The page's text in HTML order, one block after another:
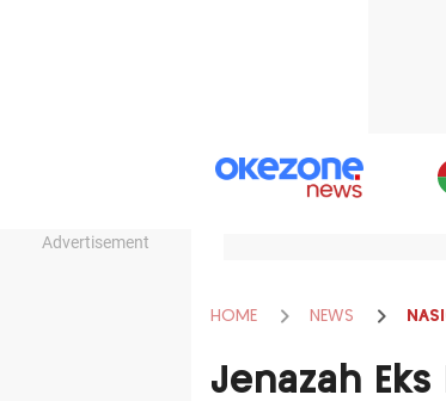
Advertisement
HOME NEWS
Jenazah